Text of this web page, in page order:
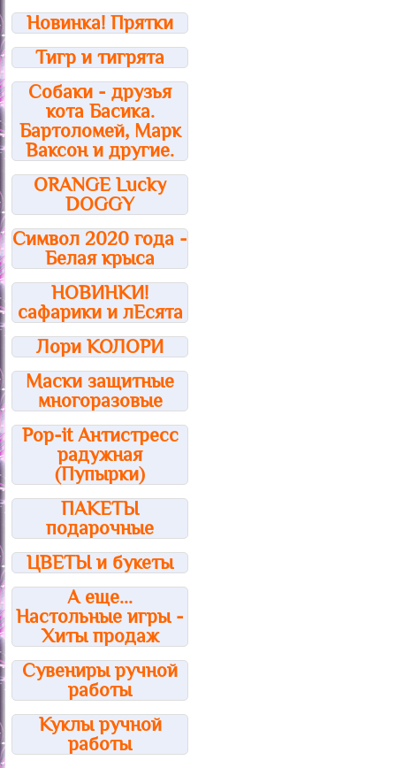
Новинка! Прятки
Тигр и тигрята
Собаки - друзья
кота Басика.
Бартоломей, Марк
Ваксон и другие.
ORANGE Lucky
DOGGY
Символ 2020 года -
Белая крыса
НОВИНКИ!
сафарики и лЕсята
Лори КОЛОРИ
Маски защитные
многоразовые
Pop-it Антистресс
радужная
(Пупырки)
ПАКЕТЫ
подарочные
ЦВЕТЫ и букеты
А еще...
Настольные игры -
Хиты продаж
Сувениры ручной
работы
Куклы ручной
работы